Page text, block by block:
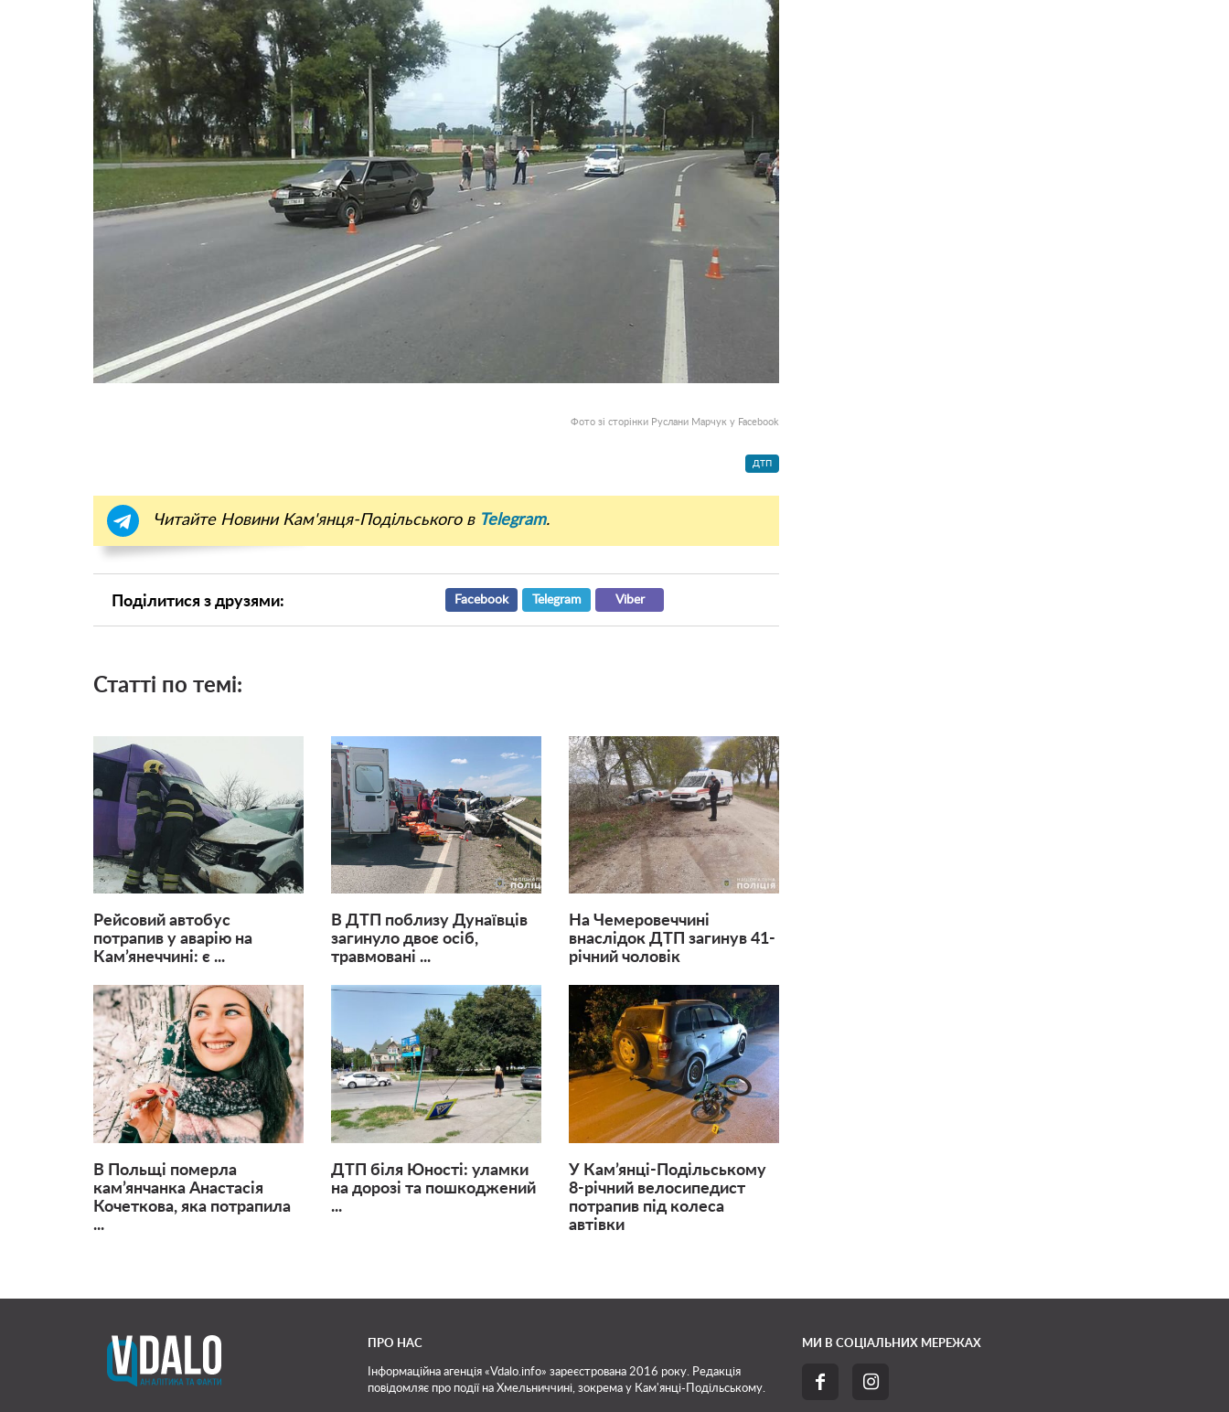
Фото зі сторінки Руслани Марчук у Facebook
ДТП
Читайте Новини Кам'янця-Подільського в Telegram.
Поділитися з друзями: Facebook Telegram Viber
Статті по темі:
Рейсовий автобус
потрапив у аварію на
Кам’янеччині: є ...
В ДТП поблизу Дунаївців
загинуло двоє осіб,
травмовані ...
На Чемеровеччині
внаслідок ДТП загинув 41-
річний чоловік
В Польщі померла
кам’янчанка Анастасія
Кочеткова, яка потрапила
...
ДТП біля Юності: уламки
на дорозі та пошкоджений
...
У Кам’янці-Подільському
8-річний велосипедист
потрапив під колеса
автівки
ПРО НАС
Інформаційна агенція «Vdalo.info» зареєстрована 2016 року. Редакція
повідомляє про події на Хмельниччині, зокрема у Кам'янці-Подільському.
МИ В СОЦІАЛЬНИХ МЕРЕЖАХ
 